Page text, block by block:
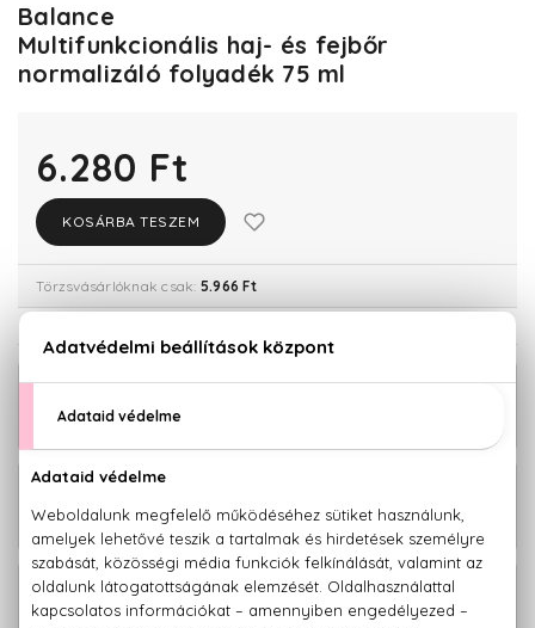
Balance
Multifunkcionális haj- és fejbőr
normalizáló folyadék 75 ml
6.280 Ft
KOSÁRBA TESZEM
Törzsvásárlóknak csak: 5.966 Ft
KAPCSOLÓDÓ TERMÉKEK
Balance Detox előkezelő 150 ml
mélytisztító sampon 300 ml
2.580 Ft
Balance Korpásodás elleni
mélytisztító sampon 1000 ml
5.380 Ft